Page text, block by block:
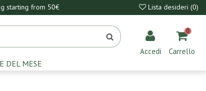
starting from 50€ Lista desideri (0)
Accedi
0
Carrello
DEL MESE